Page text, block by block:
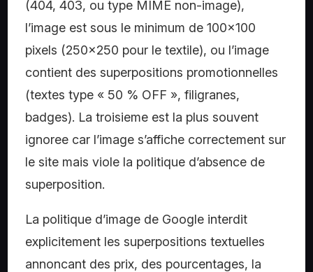
(404, 403, ou type MIME non-image),
l’image est sous le minimum de 100×100
pixels (250×250 pour le textile), ou l’image
contient des superpositions promotionnelles
(textes type « 50 % OFF », filigranes,
badges). La troisieme est la plus souvent
ignoree car l’image s’affiche correctement sur
le site mais viole la politique d’absence de
superposition.
La politique d’image de Google interdit
explicitement les superpositions textuelles
annoncant des prix, des pourcentages, la